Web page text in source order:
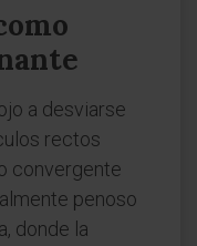
a desviarse
rectos
convergente
penoso
donde la